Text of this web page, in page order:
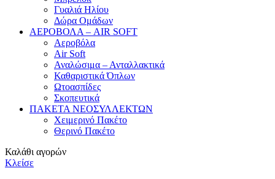
Γυαλιά Ηλίου
Δώρα Ομάδων
ΑΕΡΟΒΟΛΑ – AIR SOFT
Αεροβόλα
Air Soft
Αναλώσιμα – Ανταλλακτικά
Καθαριστικά Όπλων
Ωτοασπίδες
Σκοπευτικά
ΠΑΚΕΤΑ ΝΕΟΣΥΛΛΕΚΤΩΝ
Χειμερινό Πακέτο
Θερινό Πακέτο
Καλάθι αγορών
Κλείσε